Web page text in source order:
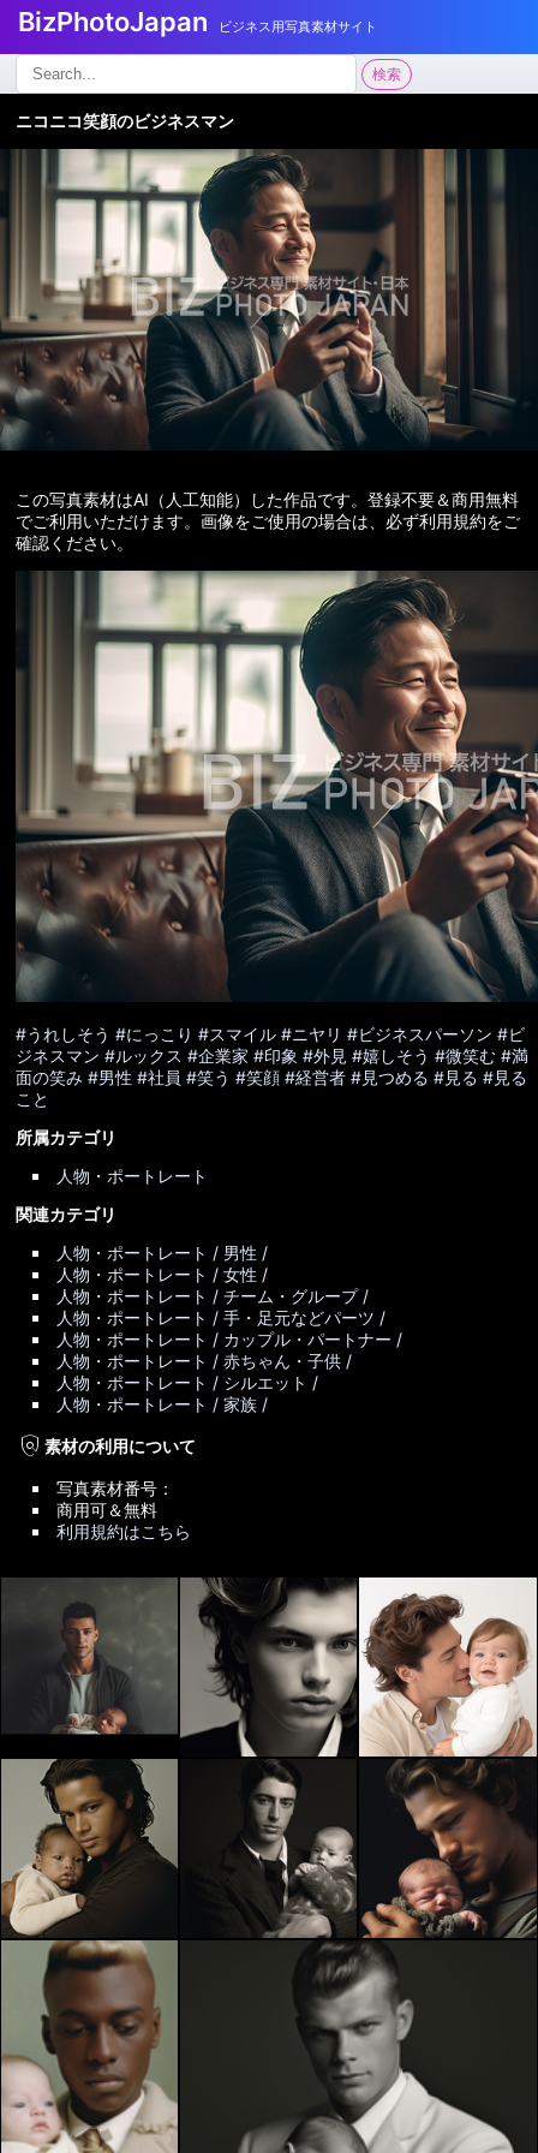
BizPhotoJapan ビジネス用写真素材サイト
検
索:
検索
ニコニコ笑顔のビジネスマン
この写真素材はAI（人工知能）した作品です。登録不要＆商用無料
でご利用いただけます。画像をご使用の場合は、必ず利用規約をご
確認ください。
#うれしそう #にっこり #スマイル #ニヤリ #ビジネスパーソン #ビ
ジネスマン #ルックス #企業家 #印象 #外見 #嬉しそう #微笑む #満
面の笑み #男性 #社員 #笑う #笑顔 #経営者 #見つめる #見る #見る
こと
所属カテゴリ
人物・ポートレート
関連カテゴリ
人物・ポートレート / 男性 /
人物・ポートレート / 女性 /
人物・ポートレート / チーム・グループ /
人物・ポートレート / 手・足元などパーツ /
人物・ポートレート / カップル・パートナー /
人物・ポートレート / 赤ちゃん・子供 /
人物・ポートレート / シルエット /
人物・ポートレート / 家族 /
policy素材の利用について
写真素材番号：
商用可＆無料
利用規約はこちら